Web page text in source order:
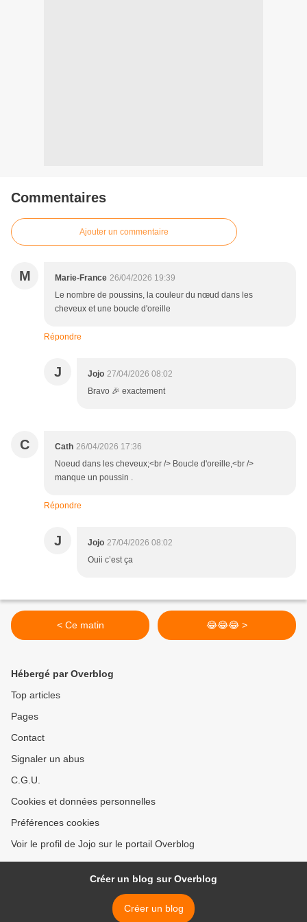
Commentaires
Ajouter un commentaire
M Marie-France 26/04/2026 19:39
Le nombre de poussins, la couleur du nœud dans les
cheveux et une boucle d'oreille
Répondre
J Jojo 27/04/2026 08:02
Bravo 🎉 exactement
C Cath 26/04/2026 17:36
Noeud dans les cheveux;<br /> Boucle d'oreille,<br />
manque un poussin .
Répondre
J Jojo 27/04/2026 08:02
Ouii c’est ça
< Ce matin 😂😂😂 >
Hébergé par Overblog
Top articles
Pages
Contact
Signaler un abus
C.G.U.
Cookies et données personnelles
Préférences cookies
Voir le profil de Jojo sur le portail Overblog
Créer un blog sur Overblog
Créer un blog